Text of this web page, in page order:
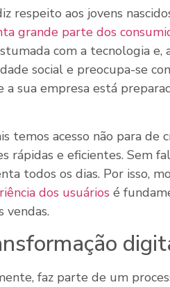
respeito aos jovens
grande parte dos
com a tecnologia e,
social e preocupa-se
a sua empresa está
temos acesso não para de
rápidas e eficientes. Sem
todos os dias. Por isso,
dos usuários é
vendas.
faz parte de um